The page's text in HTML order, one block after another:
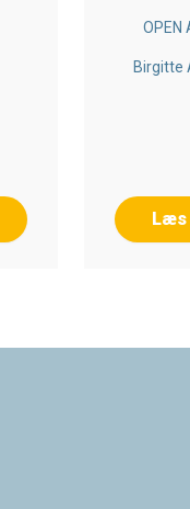
OPEN
Birgitte
Læs